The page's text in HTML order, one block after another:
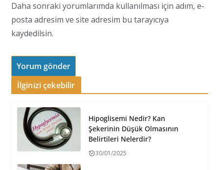
Daha sonraki yorumlarımda kullanılması için adım, e-
posta adresim ve site adresim bu tarayıcıya
kaydedilsin.
İlginizi çekebilir
Hipoglisemi Nedir? Kan
Şekerinin Düşük Olmasının
Belirtileri Nelerdir?
30/01/2025